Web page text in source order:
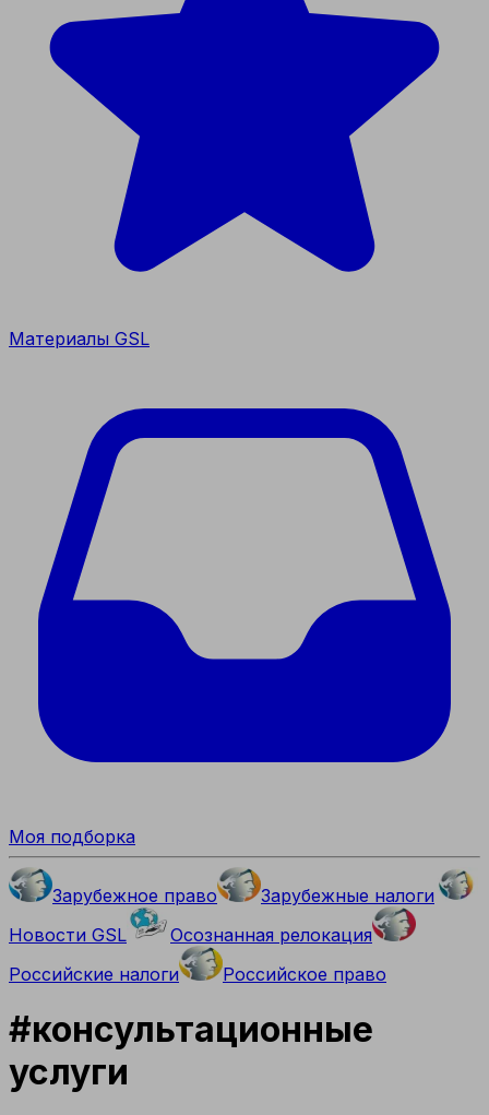
Материалы GSL
Моя подборка
Зарубежное право
Зарубежные налоги
Новости GSL
Осознанная релокация
Российские налоги
Российское право
#консультационные
услуги